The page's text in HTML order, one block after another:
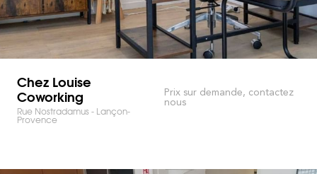
Chez Louise
Coworking
Rue Nostradamus - Lançon-
Provence
Prix sur demande, contactez
nous